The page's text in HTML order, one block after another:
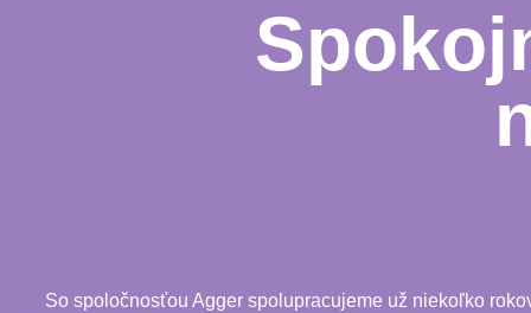
So spoločnosťou Agger spolupracujeme už niekoľko